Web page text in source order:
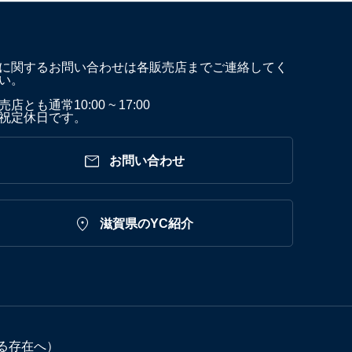
関するお問い合わせは各販売店までご連絡してく
。
店とも通常10:00 ~ 17:00
定休日です。
 お問い合わせ
 滋賀県のYC紹介
存在へ）